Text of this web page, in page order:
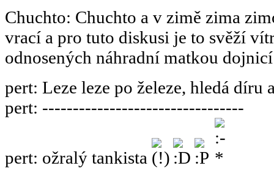
Chuchto: Chuchto a v zimě zima
vrací a pro tuto diskusi je to svěží
odnosených náhradní matkou
pert: Leze leze po železe, hledá díru
pert: ---------------------------------
pert: ožralý tankista